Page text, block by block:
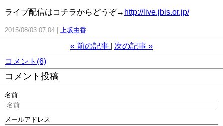
ライブ配信はコチラからどうぞ→ http://live.jbis.or.jp/
2015/08/03 07:04 上坂由香
« 前の記事 次の記事 »
コメント(6)
コメント投稿
名前
メールアドレス